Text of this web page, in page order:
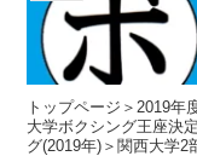
トップページ＞2019年
大学ボクシング王座決
グ(2019年)＞関西大学2